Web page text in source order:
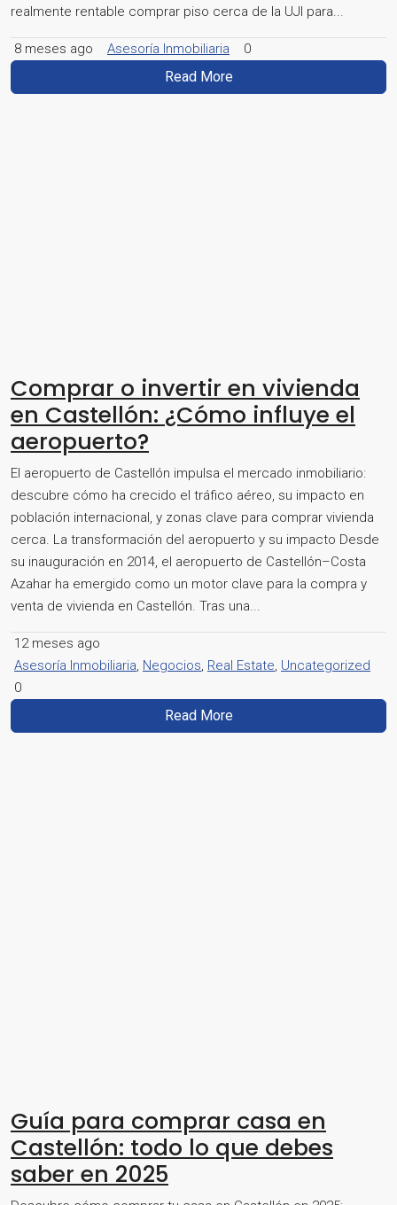
realmente rentable comprar piso cerca de la UJI para...
8 meses ago Asesoría Inmobiliaria 0
Read More
Comprar o invertir en vivienda
en Castellón: ¿Cómo influye el
aeropuerto?
El aeropuerto de Castellón impulsa el mercado inmobiliario:
descubre cómo ha crecido el tráfico aéreo, su impacto en
población internacional, y zonas clave para comprar vivienda
cerca. La transformación del aeropuerto y su impacto Desde
su inauguración en 2014, el aeropuerto de Castellón–Costa
Azahar ha emergido como un motor clave para la compra y
venta de vivienda en Castellón. Tras una...
12 meses ago
Asesoría Inmobiliaria, Negocios, Real Estate, Uncategorized
0
Read More
Guía para comprar casa en
Castellón: todo lo que debes
saber en 2025